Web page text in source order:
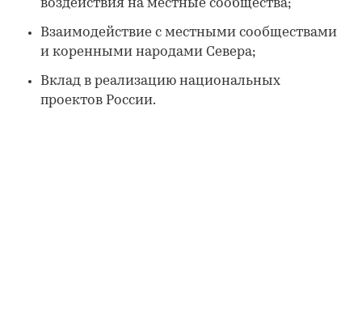
воздействия на местные сообщества;
Взаимодействие с местными сообществами
и коренными народами Севера;
Вклад в реализацию национальных
проектов России.